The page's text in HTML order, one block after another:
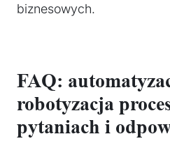
biznesowych.
FAQ:
robotyzacja
pytaniach i